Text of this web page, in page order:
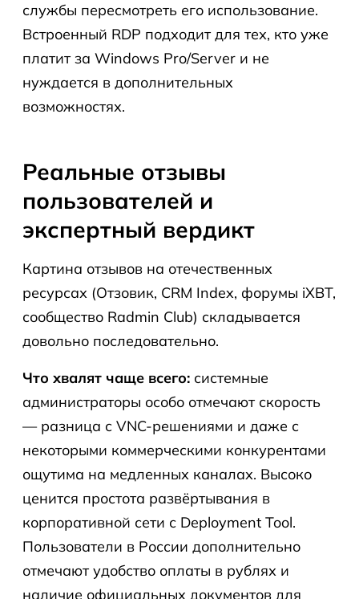
службы пересмотреть его использование.
Встроенный RDP подходит для тех, кто уже
платит за Windows Pro/Server и не
нуждается в дополнительных
возможностях.
Реальные отзывы
пользователей и
экспертный вердикт
Картина отзывов на отечественных
ресурсах (Отзовик, CRM Index, форумы iXBT,
сообщество Radmin Club) складывается
довольно последовательно.
Что хвалят чаще всего: системные
администраторы особо отмечают скорость
— разница с VNC-решениями и даже с
некоторыми коммерческими конкурентами
ощутима на медленных каналах. Высоко
ценится простота развёртывания в
корпоративной сети с Deployment Tool.
Пользователи в России дополнительно
отмечают удобство оплаты в рублях и
наличие официальных документов для